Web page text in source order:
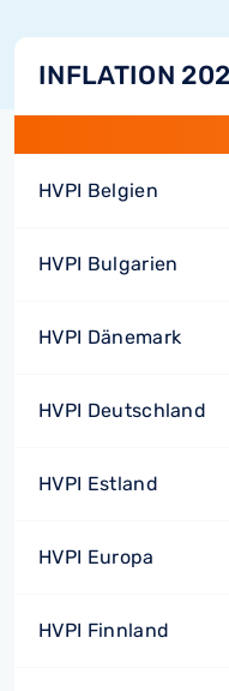
INFLATION
HVPI Belgien
HVPI Bulgarien
HVPI Dänemark
HVPI Deutschland
HVPI Estland
HVPI Europa
HVPI Finnland